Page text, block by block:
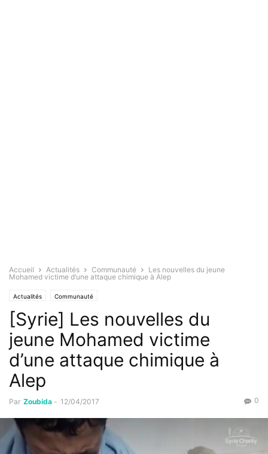
Accueil Actualités Communauté
Les nouvelles du jeune
Mohamed victime d’une attaque chimique à Alep
Actualités Communauté
[Syrie] Les nouvelles du
jeune Mohamed victime
d’une attaque chimique à
Alep
Par Zoubida - 12/04/2017 0